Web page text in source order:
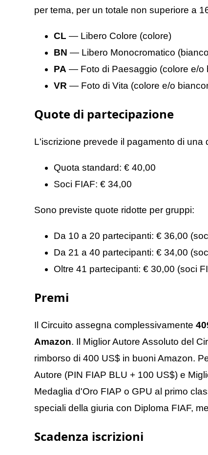
per tema, per un totale non superiore a
CL — Libero Colore (colore)
BN — Libero Monocromatico
PA — Foto di Paesaggio (colore e/o
VR — Foto di Vita (colore e/o
Quote di partecipazione
L'iscrizione prevede il pagamento di una
Quota standard: € 40,00
Soci FIAF: € 34,00
Sono previste quote ridotte per gruppi:
Da 10 a 20 partecipanti: € 36,00
Da 21 a 40 partecipanti: € 34,00
Oltre 41 partecipanti: € 30,00 (soci
Premi
Il Circuito assegna complessivamente
Amazon. Il Miglior Autore Assoluto del
rimborso di 400 US$ in buoni Amazon.
Autore (PIN FIAP BLU + 100 US$) e
Medaglia d'Oro FIAP o GPU al primo
speciali della giuria con Diploma FIAF,
Scadenza iscrizioni